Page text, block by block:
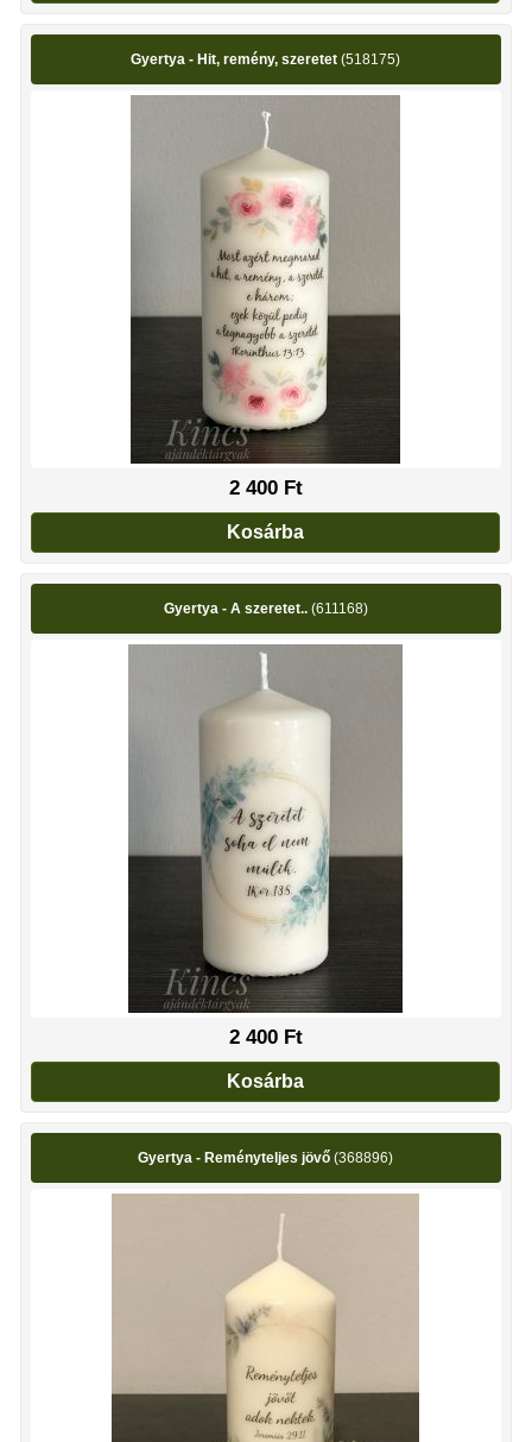
Gyertya - Hit, remény, szeretet (518175)
2 400Ft
Kosárba
Gyertya - A szeretet..(611168)
2 400Ft
Kosárba
Gyertya - Reményteljes jövő(368896)